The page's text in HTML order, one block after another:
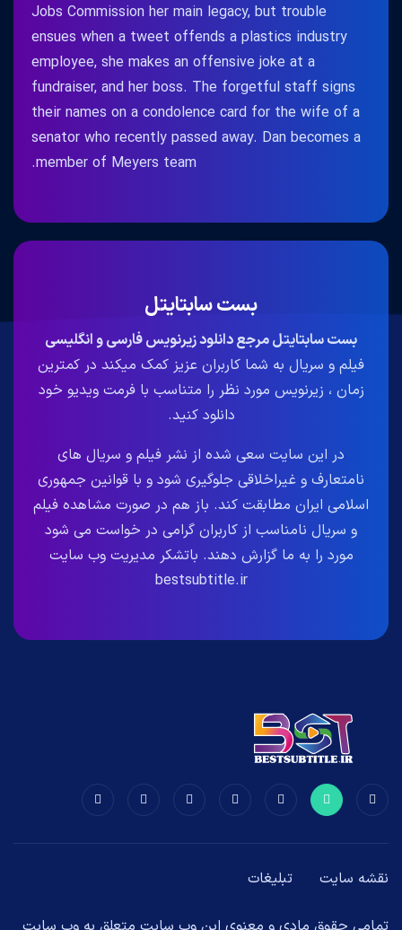
Jobs Commission her main legacy, but trouble
ensues when a tweet offends a plastics industry
employee, she makes an offensive joke at a
fundraiser, and her boss. The forgetful staff signs
their names on a condolence card for the wife of a
senator who recently passed away. Dan becomes a
member of Meyers team.
بست سابتایتل
بست سابتایتل مرجع دانلود زیرنویس فارسی و انگلیسی
فیلم و سریال به شما کاربران عزیز کمک میکند در کمترین
زمان ، زیرنویس مورد نظر را متناسب با فرمت ویدیو خود
دانلود کنید.
در این سایت سعی شده از نشر فیلم و سریال های
نامتعارف و غیراخلاقی جلوگیری شود و با قوانین جمهوری
اسلامی ایران مطابقت کند. باز هم در صورت مشاهده فیلم
و سریال نامناسب از کاربران گرامی در خواست می شود
مورد را به ما گزارش دهند. باتشکر مدیریت وب سایت
bestsubtitle.ir
نقشه سایت تبلیغات